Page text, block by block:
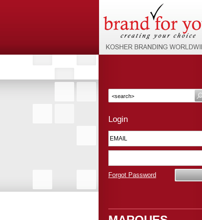
Login
Forgot Password